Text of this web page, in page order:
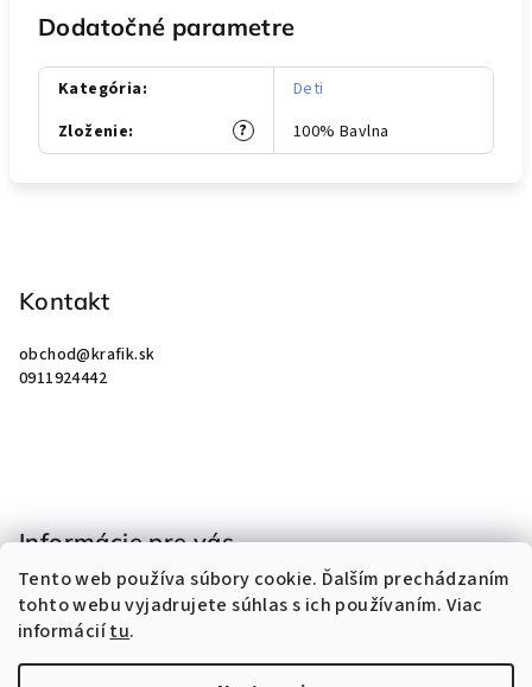
Tento web používa súbory cookie. Ďalším prechádzaním
tohto webu vyjadrujete súhlas s ich používaním. Viac
informáciítu.
Dodatočné parametre
Kategória:
Deti
?
Zloženie: 100% Bavlna
Kontakt
obchod@krafik.sk
0911924442
Informácie pre vás
Obchodné podmienky
Podmienky ochrany osobných údajov